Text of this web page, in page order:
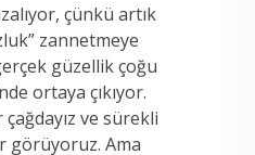
çünkü artık
zannetmeye
güzellik çoğu
ortaya çıkıyor.
ve sürekli
görüyoruz. Ama